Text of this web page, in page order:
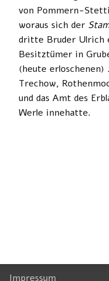
von Pommern-
woraus sich der
dritte Bruder Ulrich
Besitztümer in
(heute erloschenen)
Trechow,
und das Amt des
Werle innehatte.
Impressum